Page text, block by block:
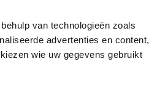
van technologieën zoals
advertenties en content,
wie uw gegevens gebruikt